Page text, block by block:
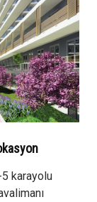
karayolu